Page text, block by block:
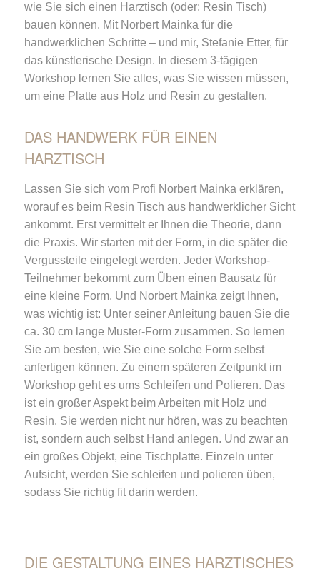
wie Sie sich einen Harztisch (oder: Resin Tisch)
bauen können. Mit Norbert Mainka für die
handwerklichen Schritte – und mir, Stefanie Etter, für
das künstlerische Design. In diesem 3-tägigen
Workshop lernen Sie alles, was Sie wissen müssen,
um eine Platte aus Holz und Resin zu gestalten.
DAS HANDWERK FÜR EINEN
HARZTISCH
Lassen Sie sich vom Profi Norbert Mainka erklären,
worauf es beim Resin Tisch aus handwerklicher Sicht
ankommt. Erst vermittelt er Ihnen die Theorie, dann
die Praxis. Wir starten mit der Form, in die später die
Vergussteile eingelegt werden. Jeder Workshop-
Teilnehmer bekommt zum Üben einen Bausatz für
eine kleine Form. Und Norbert Mainka zeigt Ihnen,
was wichtig ist: Unter seiner Anleitung bauen Sie die
ca. 30 cm lange Muster-Form zusammen. So lernen
Sie am besten, wie Sie eine solche Form selbst
anfertigen können. Zu einem späteren Zeitpunkt im
Workshop geht es ums Schleifen und Polieren. Das
ist ein großer Aspekt beim Arbeiten mit Holz und
Resin. Sie werden nicht nur hören, was zu beachten
ist, sondern auch selbst Hand anlegen. Und zwar an
ein großes Objekt, eine Tischplatte. Einzeln unter
Aufsicht, werden Sie schleifen und polieren üben,
sodass Sie richtig fit darin werden.
DIE GESTALTUNG EINES HARZTISCHES